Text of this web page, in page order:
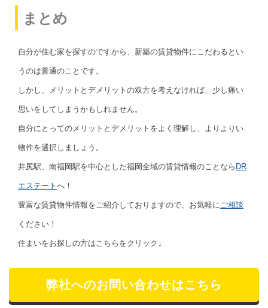
まとめ
自分が住む家を探すのですから、新築の賃貸物件にこだわるとい
うのは普通のことです。
しかし、メリットとデメリットの双方を考えなければ、少し痛い
思いをしてしまうかもしれません。
自分にとってのメリットとデメリットをよく理解し、よりよりい
物件を選択しましょう。
井尻駅、南福岡駅を中心とした福岡全域の賃貸情報のことなら DR
エステート へ！
豊富な賃貸物件情報をご紹介しておりますので、お気軽にご相談
ください！
住まいをお探しの方はこちらをクリック↓
弊社へのお問い合わせはこちら